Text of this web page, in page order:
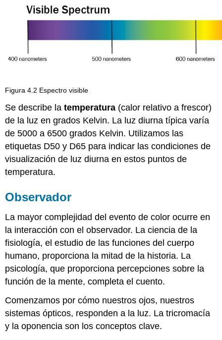
Figura 4.2 Espectro visible
Se describe latemperatura (calor relativo a frescor)
de la luz en grados Kelvin. La luz diurna típica varía
de 5000 a 6500 grados Kelvin. Utilizamos las
etiquetas D50 y D65 para indicar las condiciones de
visualización de luz diurna en estos puntos de
temperatura.
Observador
La mayor complejidad del evento de color ocurre en
la interacción con el observador. La ciencia de la
fisiología, el estudio de las funciones del cuerpo
humano, proporciona la mitad de la historia. La
psicología, que proporciona percepciones sobre la
función de la mente, completa el cuento.
Comenzamos por cómo nuestros ojos, nuestros
sistemas ópticos, responden a la luz. La tricromacía
y la oponencia son los conceptos clave.